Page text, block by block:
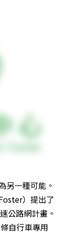
另一種可能。
）提出了
公路網計畫。
自行車專用